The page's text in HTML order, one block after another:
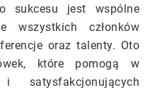
sukcesu jest wspólne
wszystkich członków
oraz talenty. Oto
które pomogą w
satysfakcjonujących